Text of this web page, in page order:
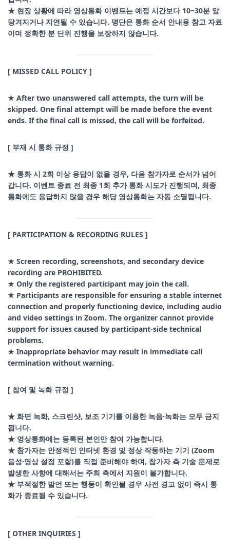
★ 현장 상황에 따라 영상통화 이벤트는 예정 시간보다 10~30분 앞
당겨지거나 지연될 수 있습니다. 명단은 통화 순서 안내용 참고 자료
이며 정확한 분 단위 진행을 보장하지 않습니다.
[ MISSED CALL POLICY ]
★ After two unanswered call attempts, the turn will be
skipped. One final attempt will be made before the event
ends. If the final call is missed, the call will be forfeited.
[ 부재 시 통화 규정 ]
★ 통화 시 2회 이상 응답이 없을 경우, 다음 참가자로 순서가 넘어
갑니다. 이벤트 종료 전 최종 1회 추가 통화 시도가 진행되며, 최종
통화에도 응답하지 않을 경우 해당 영상통화는 자동 소멸됩니다.
[ PARTICIPATION & RECORDING RULES ]
★ Screen recording, screenshots, and secondary device
recording are PROHIBITED.
★ Only the registered participant may join the call.
★ Participants are responsible for ensuring a stable internet
connection and properly functioning device, including audio
and video settings in Zoom. The organizer cannot provide
support for issues caused by participant-side technical
problems.
★ Inappropriate behavior may result in immediate call
termination without warning.
[ 참여 및 녹화 규정 ]
★ 화면 녹화, 스크린샷, 보조 기기를 이용한 녹음·녹화는 모두 금지
됩니다.
★ 영상통화에는 등록된 본인만 참여 가능합니다.
★ 참가자는 안정적인 인터넷 환경 및 정상 작동하는 기기 (Zoom
음성·영상 설정 포함)를 직접 준비해야 하며, 참가자 측 기술 문제로
발생한 사항에 대해서는 주최 측에서 지원이 불가합니다.
★ 부적절한 발언 또는 행동이 확인될 경우 사전 경고 없이 즉시 통
화가 종료될 수 있습니다.
[ OTHER INQUIRIES ]